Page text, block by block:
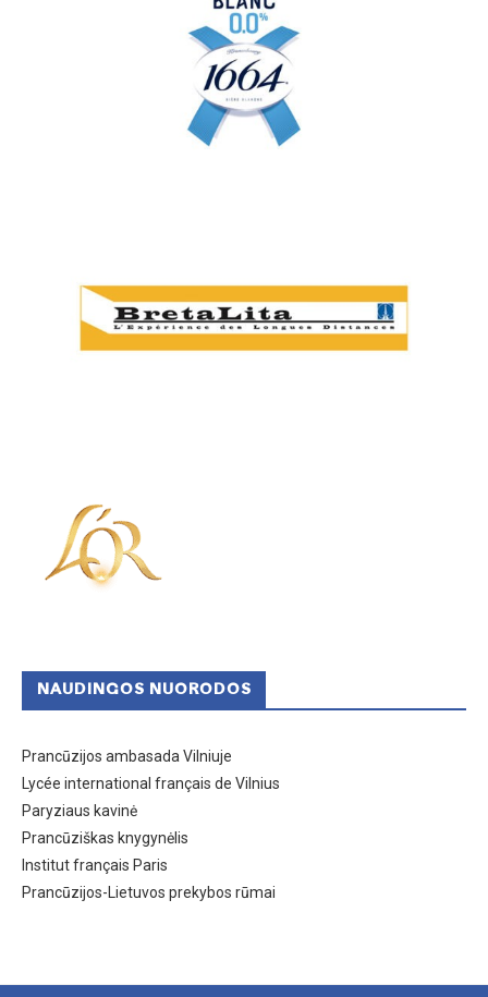
NAUDINGOS NUORODOS
Prancūzijos ambasada Vilniuje
Lycée international français de Vilnius
Paryziaus kavinė
Prancūziškas knygynėlis
Institut français Paris
Prancūzijos-Lietuvos prekybos rūmai